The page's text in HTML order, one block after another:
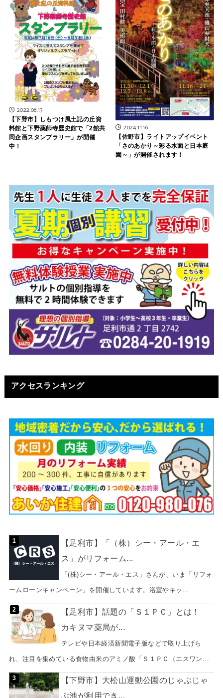
2022.08.13
【下野市】しもつけ風土記の丘資
料館と下野薬師寺歴史館で「2館共
同企画スタンプラリー」が開催
中！
2024.11.16
【佐野市】ライトアップイベント
「さのあかり～彩る水面と日本庭
園～」が開催されます！
アクセスランキング
【足利市】「（株）シー・アール・エ
ス」がリフォーム...
「(株)シー・アール・エス」さんが、いま「リフォ
ームローンキャンペーン」を開催しています。浴室やキッ...
【足利市】話題の「Ｓ１ＰＣ」とは！
カキヌマ薬局が...
テレビや日本経済新聞電子版などで取り上げら
れ、注目を集めている食物由来のアミノ酸「Ｓ１ＰＣ（エスワン...
【下野市】大松山運動公園のじゃぶじゃ
ぶ池が利用でき...